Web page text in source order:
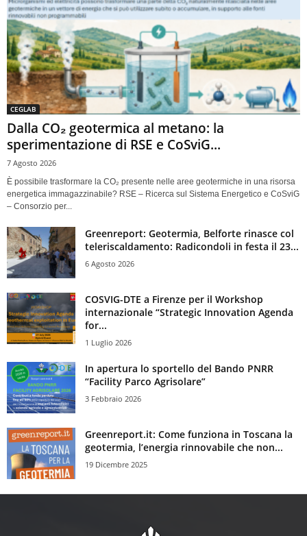
CEGLAB
Dalla CO₂ geotermica al metano: la
sperimentazione di RSE e CoSviG...
7 Agosto 2026
È possibile trasformare la CO₂ presente nelle aree geotermiche in una risorsa
energetica immagazzinabile? RSE – Ricerca sul Sistema Energetico e CoSviG
– Consorzio per...
Greenreport: Geotermia, Belforte rinasce col
teleriscaldamento: Radicondoli in festa il 23...
6 Agosto 2026
COSVIG-DTE a Firenze per il Workshop
internazionale “Strategic Innovation Agenda
for...
1 Luglio 2026
In apertura lo sportello del Bando PNRR
“Facility Parco Agrisolare”
3 Febbraio 2026
Greenreport.it: Come funziona in Toscana la
geotermia, l’energia rinnovabile che non...
19 Dicembre 2025